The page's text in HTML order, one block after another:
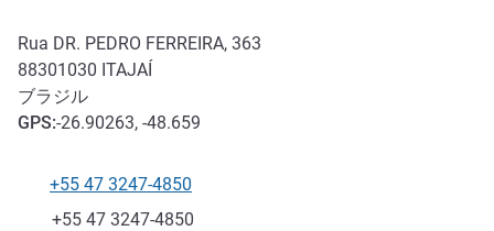
Rua DR. PEDRO FERREIRA, 363
88301030 ITAJAÍ
ブラジル
GPS:-26.90263, -48.659
電話番号
+55 47 3247-4850
ファックス
+55 47 3247-4850